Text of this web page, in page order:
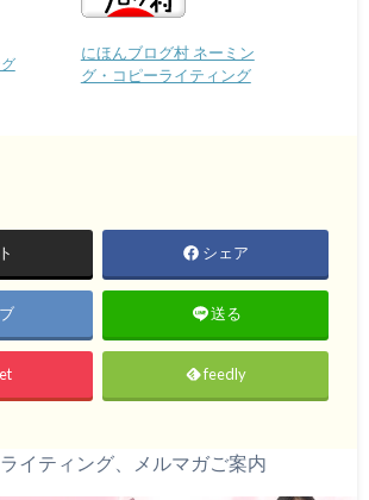
にほんブログ村 ネーミン
グ・コピーライティング
シェア
送る
feedly
イティング、メルマガご案内